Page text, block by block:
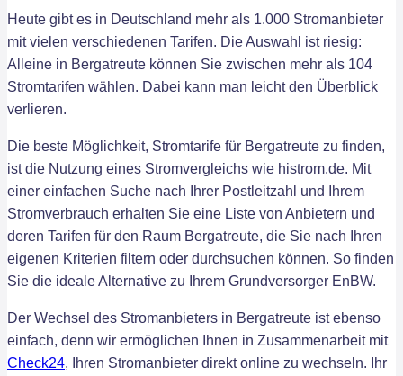
Heute gibt es in Deutschland mehr als 1.000 Stromanbieter
mit vielen verschiedenen Tarifen. Die Auswahl ist riesig:
Alleine in Bergatreute können Sie zwischen mehr als 104
Stromtarifen wählen. Dabei kann man leicht den Überblick
verlieren.
Die beste Möglichkeit, Stromtarife für Bergatreute zu finden,
ist die Nutzung eines Stromvergleichs wie histrom.de. Mit
einer einfachen Suche nach Ihrer Postleitzahl und Ihrem
Stromverbrauch erhalten Sie eine Liste von Anbietern und
deren Tarifen für den Raum Bergatreute, die Sie nach Ihren
eigenen Kriterien filtern oder durchsuchen können. So finden
Sie die ideale Alternative zu Ihrem Grundversorger EnBW.
Der Wechsel des Stromanbieters in Bergatreute ist ebenso
einfach, denn wir ermöglichen Ihnen in Zusammenarbeit mit
Check24, Ihren Stromanbieter direkt online zu wechseln. Ihr